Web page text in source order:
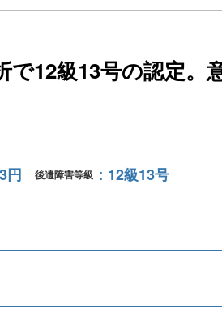
12級13号の認定。
円 後遺障害等級 12級13号